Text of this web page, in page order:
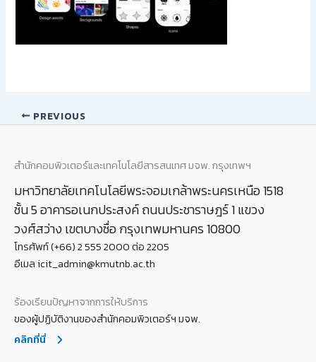
PREVIOUS
สำนักคอมพิวเตอร์และเทคโนโลยีสารสนเทศ มจพ. กรุงเทพฯ
มหาวิทยาลัยเทคโนโลยีพระจอมเกล้าพระนครเหนือ 1518
ชั้น 5 อาคารอเนกประสงค์ ถนนประชาราษฎร์ 1 แขวง
วงศ์สว่าง เขตบางซื่อ กรุงเทพมหานคร 10800
โทรศัพท์ (+66) 2 555 2000 ต่อ 2205
อีเมล icit_admin@kmutnb.ac.th
ร้องเรียนปัญหาจากการให้บริการ
ของผู้ปฏิบัติงานของสำนักคอมพิวเตอร์ฯ มจพ.
คลิกที่นี่